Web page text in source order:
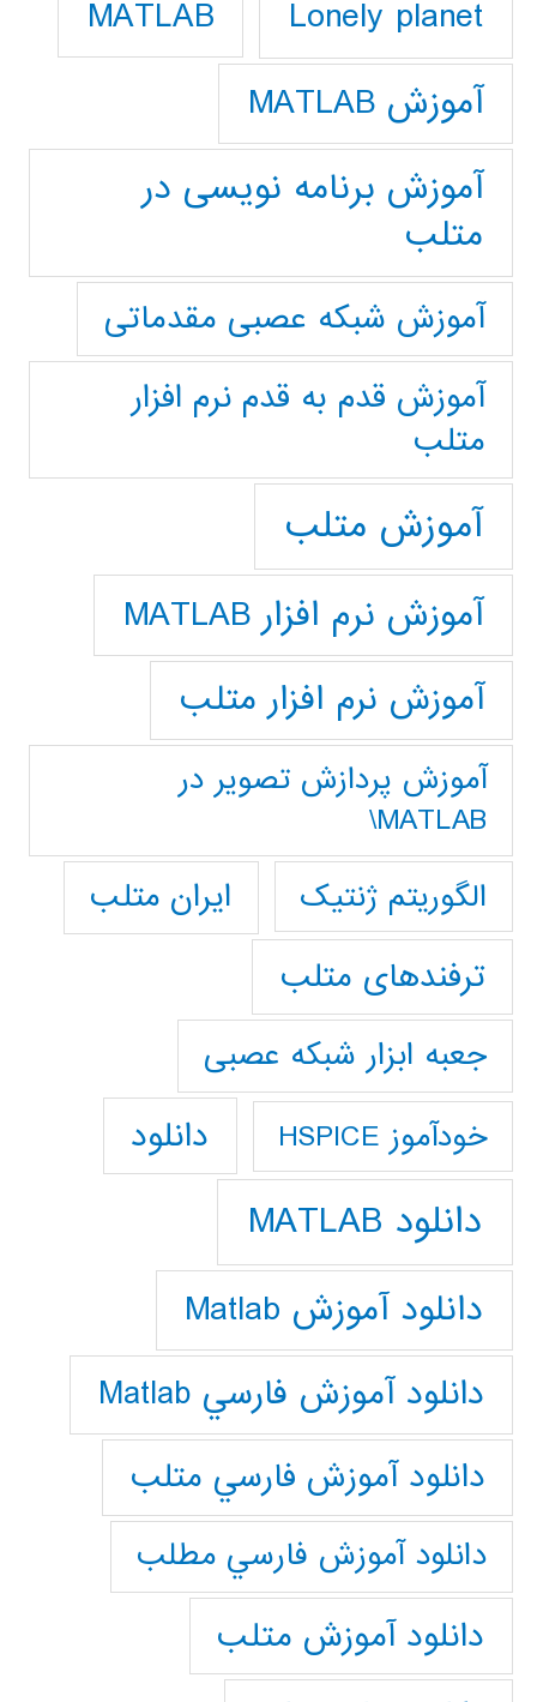
Lonely planet
MATLAB
آموزش MATLAB
آموزش برنامه نویسی در
متلب
آموزش شبکه عصبی مقدماتی
آموزش قدم به قدم نرم افزار
متلب
آموزش متلب
آموزش نرم افزار MATLAB
آموزش نرم افزار متلب
آموزش پردازش تصوير در
MATLAB\
الگوریتم ژنتیک
ایران متلب
ترفندهای متلب
جعبه ابزار شبکه عصبی
خودآموز HSPICE دانلود
دانلود MATLAB
دانلود آموزش Matlab
دانلود آموزش فارسي Matlab
دانلود آموزش فارسي متلب
دانلود آموزش فارسي مطلب
دانلود آموزش متلب